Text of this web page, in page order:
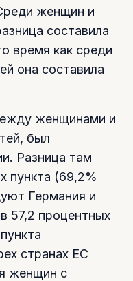
женщин и
составила
время как среди
она составила
женщинами и
был
Разница там
пункта (69,2%
Германия и
57,2 процентных
странах ЕС
женщин с